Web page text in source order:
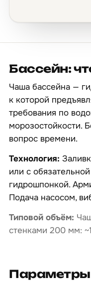
Бассейн:
Чаша бассейна —
к которой
требования по
морозостойкости.
вопрос времени.
Технология:
или с
гидрошпонкой.
Подача насосом,
Типовой объём:
стенками 200 мм: